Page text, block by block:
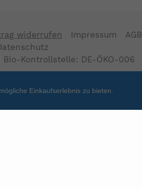
widerrufen Impressum
AGB
Kontrollstelle: DE-ÖKO-006
Einkaufserlebnis zu bieten.